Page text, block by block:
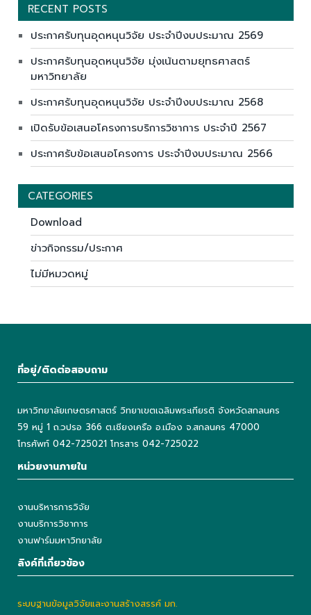
RECENT POSTS
ประกาศรับทุนอุดหนุนวิจัย ประจำปีงบประมาณ 2569
ประกาศรับทุนอุดหนุนวิจัย มุ่งเน้นตามยุทธศาสตร์
มหาวิทยาลัย
ประกาศรับทุนอุดหนุนวิจัย ประจำปีงบประมาณ 2568
เปิดรับข้อเสนอโครงการบริการวิชาการ ประจำปี 2567
ประกาศรับข้อเสนอโครงการ ประจำปีงบประมาณ 2566
CATEGORIES
Download
ข่าวกิจกรรม/ประกาศ
ไม่มีหมวดหมู่
ที่อยู่/ติดต่อสอบถาม
มหาวิทยาลัยเกษตรศาสตร์ วิทยาเขตเฉลิมพระเกียรติ จังหวัดสกลนคร
59 หมู่ 1 ถ.วปรอ 366 ต.เชียงเครือ อ.เมือง จ.สกลนคร 47000
โทรศัพท์ 042-725021 โทรสาร 042-725022
หน่วยงานภายใน
งานบริหารการวิจัย
งานบริการวิชาการ
งานฟาร์มมหาวิทยาลัย
ลิงค์ที่เกี่ยวข้อง
ระบบฐานข้อมูลวิจัยและงานสร้างสรรค์ มก.